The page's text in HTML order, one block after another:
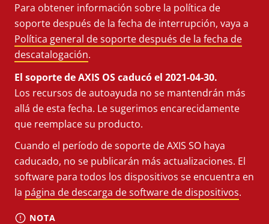
Para obtener información sobre la política de
soporte después de la fecha de interrupción, vaya a
Política general de soporte después de la fecha de
descatalogación.
El soporte de AXIS OS caducó el 2021-04-30.
Los recursos de autoayuda no se mantendrán más
allá de esta fecha. Le sugerimos encarecidamente
que reemplace su producto.
Cuando el período de soporte de AXIS SO haya
caducado, no se publicarán más actualizaciones. El
software para todos los dispositivos se encuentra en
la página de descarga de software de dispositivos.
NOTA